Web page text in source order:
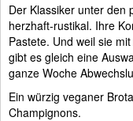
Der Klassiker unter den
herzhaft-rustikal. Ihre
Pastete. Und weil sie
gibt es gleich eine
ganze Woche
Ein würzig veganer
Champignons.